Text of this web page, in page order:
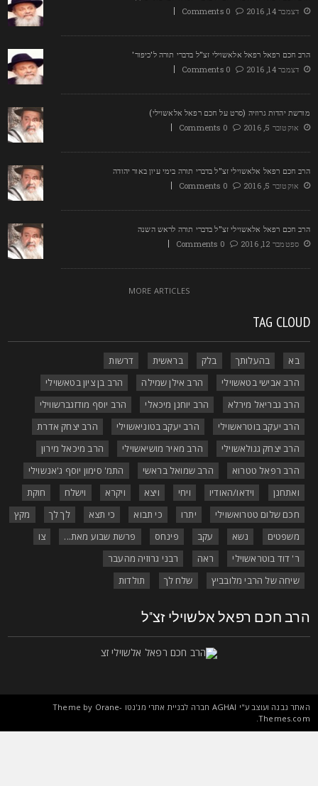
דצמבר 14, 2016
0 Comments
חכם רפאל רפאל אלאשוילי זצ"ל בדברי תורה ל'כיפור'
דצמבר 14, 2016
0 Comments
יהדות גרוזיה (סרט על חכם רפאל אלאשוילי)
אוקטובר 5, 2016
0 Comments
חכם רפאל אלאשוילי זצ"ל בדברי תורה בימי עיון באור יהודה
אוקטובר 5, 2016
0 Comments
חכם רפאל אלאשוילי זצ"ל בדברי תורה לראש השנה
ספטמבר 12, 2016
0 Comments
MORE ARTICLES
TAG
בא בהעלותך בלק בראשית
דרשות
הרב אבישי בטאשוילי
הרב אילן שמילה
הרב בן ציון בטאשוילי
הרב גבריאל מירלא
הרב יוחנן מיכאלי
הרב יוסף מודזגברשווילי
הרב יעקב בוטראשוילי
הרב יעקב בטוניאשוילי
הרב יצחק אדרת
הרב יצחק גגולאשוילי
הרב מאיר מושיאשוילי
הרב מיכאל מירון
הרב רפאל טטרוא
הרב שמואל בראשי
התמ' סימון יוסף ג'אנשוילי
ואתחנן
וידאו/האודיו ויחי ויצא ויקרא וישלח
חוקת
חכם שלום טטרואשוילי
יתרו כי תבוא כי תצא לך לך
מקץ
משפטים
נשא עקב פינחס פרשת שבוע מאת...
ר' דוד בוטראשוילי
ראה
רבני גרוזיה מהעבר
שיחה של הרבי מלובביץ
שלח לך תולדות
חכם רפאל אלשוילי זצ"ל
נבנה ועוצב ע"יAGHAIחברה לבניית אתרי מג'נטו Theme byOrane-
.